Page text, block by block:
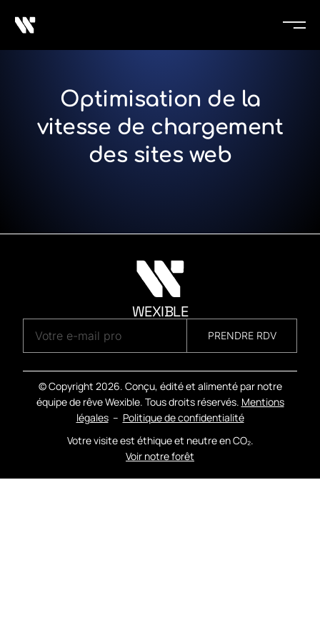
Optimisation de la
vitesse de chargement
des sites web
WEXIBLE
AGENCY
PRENDRE RDV
© Copyright 2026. Conçu, édité et alimenté par notre
équipe de rêve Wexible. Tous droits réservés. Mentions
légales– Politique de confidentialité
Votre visite est éthique et neutre en CO₂.
Voir notre forêt